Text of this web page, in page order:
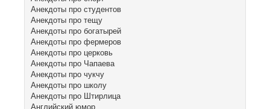
Анекдоты про студентов
Анекдоты про тещу
Анекдоты про богатырей
Анекдоты про фермеров
Анекдоты про церковь
Анекдоты про Чапаева
Анекдоты про чукчу
Анекдоты про школу
Анекдоты про Штирлица
Английский юмор